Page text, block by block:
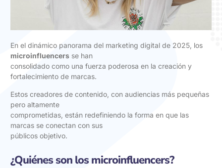
En el dinámico panorama del marketing digital de 2025, los
microinfluencers se han
consolidado como una fuerza poderosa en la creación y
fortalecimiento de marcas.
Estos creadores de contenido, con audiencias más pequeñas
pero altamente
comprometidas, están redefiniendo la forma en que las
marcas se conectan con sus
públicos objetivo.
¿Quiénes son los microinfluencers?